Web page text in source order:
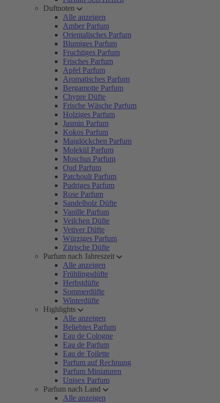
Duftnoten
Alle anzeigen
Amber Parfum
Orientalisches Parfum
Blumiges Parfum
Fruchtiges Parfum
Frisches Parfum
Apfel Parfum
Aromatisches Parfum
Bergamotte Parfum
Chypre Düfte
Frische Wäsche Parfum
Holziges Parfum
Jasmin Parfum
Kokos Parfum
Maiglöckchen Parfum
Molekül Parfum
Moschus Parfum
Oud Parfum
Patchouli Parfum
Pudriges Parfum
Rose Parfum
Sandelholz Düfte
Vanille Parfum
Veilchen Düfte
Vetiver Düfte
Würziges Parfum
Zitrische Düfte
Parfum nach Jahreszeit
Alle anzeigen
Frühlingsdüfte
Herbstdüfte
Sommerdüfte
Winterdüfte
Highlights
Alle anzeigen
Beliebtes Parfum
Eau de Cologne
Eau de Parfum
Eau de Toilette
Parfum auf Rechnung
Parfum Miniaturen
Unisex Parfum
Parfum nach Land
Alle anzeigen